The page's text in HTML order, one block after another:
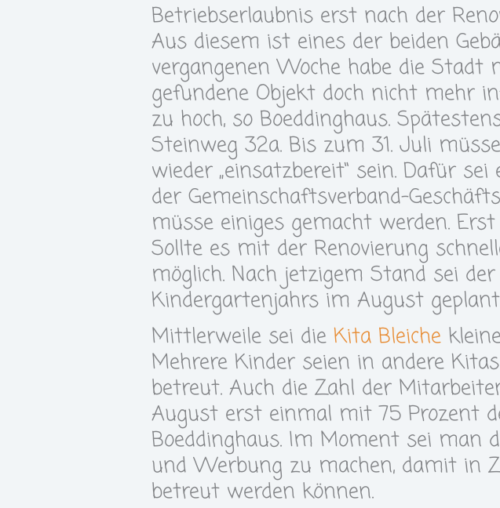
Betriebserlaubnis erst nach der
Aus diesem ist eines der beiden
vergangenen Woche habe die
gefundene Objekt doch nicht mehr
zu hoch, so Boeddinghaus.
Steinweg 32a. Bis zum 31. Juli
wieder „einsatzbereit“ sein. Dafür
der Gemeinschaftsverband-
müsse einiges gemacht werden.
Sollte es mit der Renovierung
möglich. Nach jetzigem Stand sei
Kindergartenjahrs im August
Mittlerweile sei dieKita Bleiche
Mehrere Kinder seien in andere
betreut. Auch die Zahl der
August erst einmal mit 75 Prozent
Boeddinghaus. Im Moment sei man
und Werbung zu machen, damit in
betreut werden können.